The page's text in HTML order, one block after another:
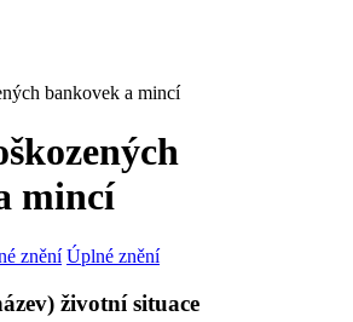
bankovek a mincí
mincí
znění Úplné znění
životní situace